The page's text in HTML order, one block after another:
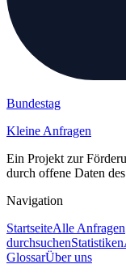
Bundestag
Kleine Anfragen
Ein Projekt zur
durch offene Daten
Navigation
StartseiteAlle Anfragen
durchsuchenStatistiken
GlossarÜber uns